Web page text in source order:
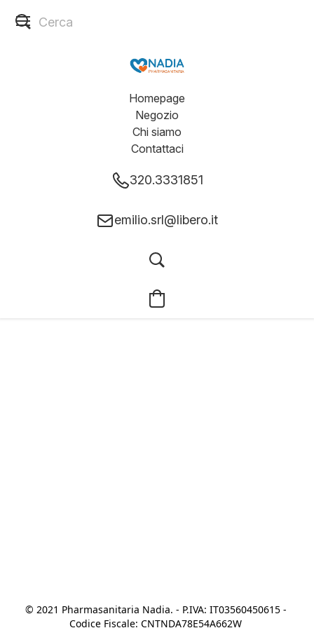
Homepage
Negozio
Chi siamo
Contattaci
320.3331851
emilio.srl@libero.it
© 2021 Pharmasanitaria Nadia. - P.IVA: IT03560450615 -
Codice Fiscale: CNTNDA78E54A662W